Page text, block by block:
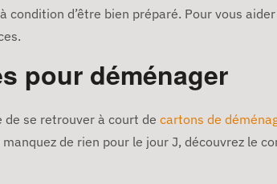
d’être bien préparé. Pour vous
pour déménager
de se retrouver à court de cartons de
de rien pour le jour J, découvrez le